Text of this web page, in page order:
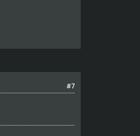
#7